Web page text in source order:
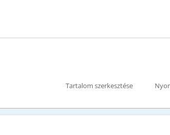
Tartalom szerkesztése